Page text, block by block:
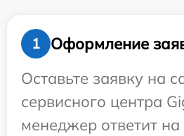
1
Оформление
Оставьте заявку на
сервисного центра
менеджер ответит